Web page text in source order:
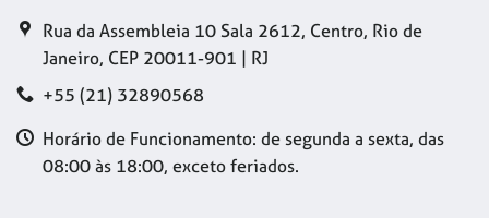
Rua da Assembleia 10 Sala 2612, Centro, Rio de
Janeiro, CEP 20011-901 | RJ
+55 (21) 32890568
Horário de Funcionamento: de segunda a sexta, das
08:00 às 18:00, exceto feriados.